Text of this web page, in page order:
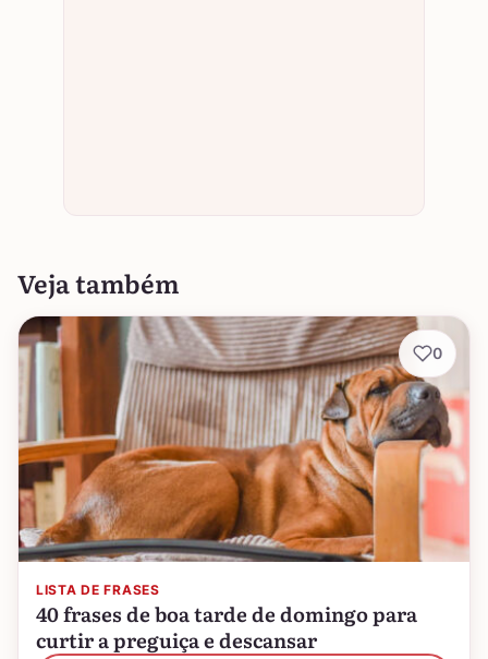
Veja também
LISTA DE FRASES
40 frases de boa tarde de domingo para
curtir a preguiça e descansar
0